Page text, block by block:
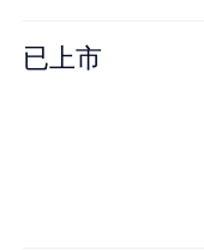
已上市